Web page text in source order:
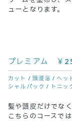
ューとなります。
プレミアム ￥
カット /頭浸浴 / ヘッ
シャルパック / トニッ
髪や頭皮だけでな
こちらのコースで